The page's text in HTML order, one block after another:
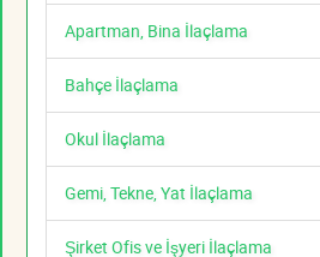
Apartman, Bina İlaçlama
Bahçe İlaçlama
Okul İlaçlama
Gemi, Tekne, Yat İlaçlama
Şirket Ofis ve İşyeri İlaçlama